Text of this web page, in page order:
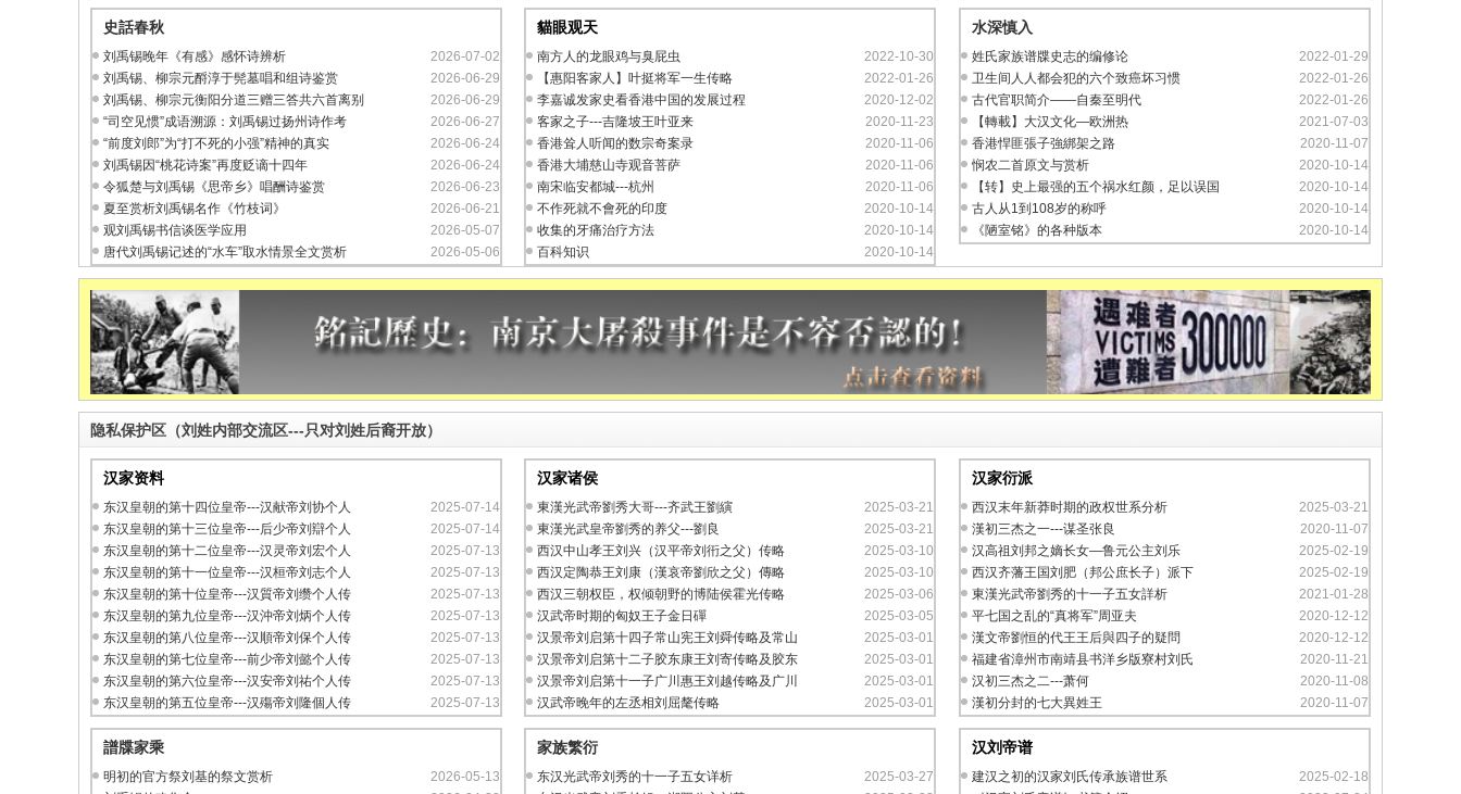
史話春秋
2026-07-02
刘禹锡晚年《有感》感怀诗辨析
2026-06-29
刘禹锡、柳宗元酹淳于髡墓唱和组诗鉴赏
2026-06-29
刘禹锡、柳宗元衡阳分道三赠三答共六首离别
2026-06-27
“司空见惯”成语溯源：刘禹锡过扬州诗作考
2026-06-24
“前度刘郎”为“打不死的小强”精神的真实
2026-06-24
刘禹锡因“桃花诗案”再度贬谪十四年
2026-06-23
令狐楚与刘禹锡《思帝乡》唱酬诗鉴赏
2026-06-21
夏至赏析刘禹锡名作《竹枝词》
2026-05-07
观刘禹锡书信谈医学应用
2026-05-06
唐代刘禹锡记述的“水车”取水情景全文赏析
貓眼观天
2022-10-30
南方人的龙眼鸡与臭屁虫
2022-01-26
【惠阳客家人】叶挺将军一生传略
2020-12-02
李嘉诚发家史看香港中国的发展过程
2020-11-23
客家之子---吉隆坡王叶亚来
2020-11-06
香港耸人听闻的数宗奇案录
2020-11-06
香港大埔慈山寺观音菩萨
2020-11-06
南宋临安都城---杭州
2020-10-14
不作死就不會死的印度
2020-10-14
收集的牙痛治疗方法
2020-10-14
百科知识
水深慎入
2022-01-29
姓氏家族谱牒史志的编修论
2022-01-26
卫生间人人都会犯的六个致癌坏习惯
2022-01-26
古代官职简介——自秦至明代
2021-07-03
【轉載】大汉文化—欧洲热
2020-11-07
香港悍匪張子強綁架之路
2020-10-14
悯农二首原文与赏析
2020-10-14
【转】史上最强的五个祸水红颜，足以误国
2020-10-14
古人从1到108岁的称呼
2020-10-14
《陋室铭》的各种版本
隐私保护区（刘姓内部交流区---只对刘姓后裔开放）
汉家资料
2025-07-14
东汉皇朝的第十四位皇帝---汉献帝刘协个人
2025-07-14
东汉皇朝的第十三位皇帝---后少帝刘辯个人
2025-07-13
东汉皇朝的第十二位皇帝---汉灵帝刘宏个人
2025-07-13
东汉皇朝的第十一位皇帝---汉桓帝刘志个人
2025-07-13
东汉皇朝的第十位皇帝---汉質帝刘缵个人传
2025-07-13
东汉皇朝的第九位皇帝---汉沖帝刘炳个人传
2025-07-13
东汉皇朝的第八位皇帝---汉順帝刘保个人传
2025-07-13
东汉皇朝的第七位皇帝---前少帝刘懿个人传
2025-07-13
东汉皇朝的第六位皇帝---汉安帝刘祐个人传
2025-07-13
东汉皇朝的第五位皇帝---汉殤帝刘隆個人传
譜牒家乘
2026-05-13
明初的官方祭刘基的祭文赏析
汉家诸侯
2025-03-21
東漢光武帝劉秀大哥---齐武王劉縯
2025-03-21
東漢光武皇帝劉秀的养父---劉良
2025-03-10
西汉中山孝王刘兴（汉平帝刘衎之父）传略
2025-03-10
西汉定陶恭王刘康（漢哀帝劉欣之父）傳略
2025-03-06
西汉三朝权臣，权倾朝野的博陆侯霍光传略
2025-03-05
汉武帝时期的匈奴王子金日磾
2025-03-01
汉景帝刘启第十四子常山宪王刘舜传略及常山
2025-03-01
汉景帝刘启第十二子胶东康王刘寄传略及胶东
2025-03-01
汉景帝刘启第十一子广川惠王刘越传略及广川
2025-03-01
汉武帝晚年的左丞相刘屈氂传略
家族繁衍
2025-03-27
东汉光武帝刘秀的十一子五女详析
汉家衍派
2025-03-21
西汉末年新莽时期的政权世系分析
2020-11-07
漢初三杰之一---谋圣张良
2025-02-19
汉高祖刘邦之嫡长女—鲁元公主刘乐
2025-02-19
西汉齐藩王国刘肥（邦公庶长子）派下
2021-01-28
東漢光武帝劉秀的十一子五女詳析
2020-12-12
平七国之乱的“真将军”周亚夫
2020-12-12
漢文帝劉恒的代王王后與四子的疑問
2020-11-21
福建省漳州市南靖县书洋乡版寮村刘氏
2020-11-08
汉初三杰之二---萧何
2020-11-07
漢初分封的七大異姓王
汉刘帝谱
2025-02-18
建汉之初的汉家刘氏传承族谱世系